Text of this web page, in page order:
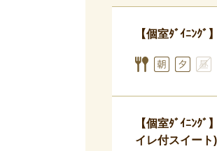
【個室ﾀﾞｲﾆﾝｸ
【個室ﾀﾞｲﾆﾝｸ
イレ付スイート)